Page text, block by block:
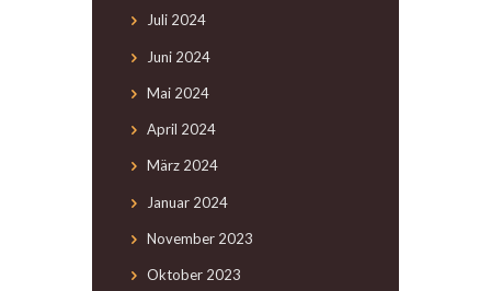
Juli 2024
Juni 2024
Mai 2024
April 2024
März 2024
Januar 2024
November 2023
Oktober 2023